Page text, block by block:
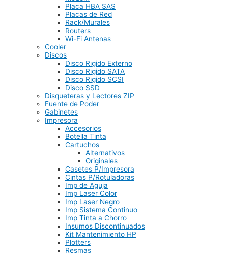
Placa HBA SAS
Placas de Red
Rack/Murales
Routers
Wi-Fi Antenas
Cooler
Discos
Disco Rigido Externo
Disco Rigido SATA
Disco Rigido SCSI
Disco SSD
Disqueteras y Lectores ZIP
Fuente de Poder
Gabinetes
Impresora
Accesorios
Botella Tinta
Cartuchos
Alternativos
Originales
Casetes P/Impresora
Cintas P/Rotuladoras
Imp de Aguja
Imp Laser Color
Imp Laser Negro
Imp Sistema Continuo
Imp Tinta a Chorro
Insumos Discontinuados
Kit Mantenimiento HP
Plotters
Resmas